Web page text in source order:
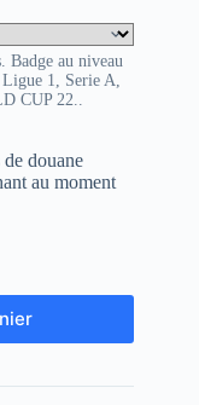
Badge au niveau
1, Serie A,
CUP 22..
douane
au moment